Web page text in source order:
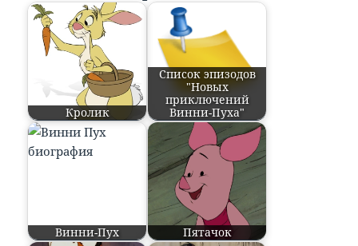
Кролик
Список эпизодов
"Новых
приключений
Винни-Пуха"
Винни-Пух Пятачок